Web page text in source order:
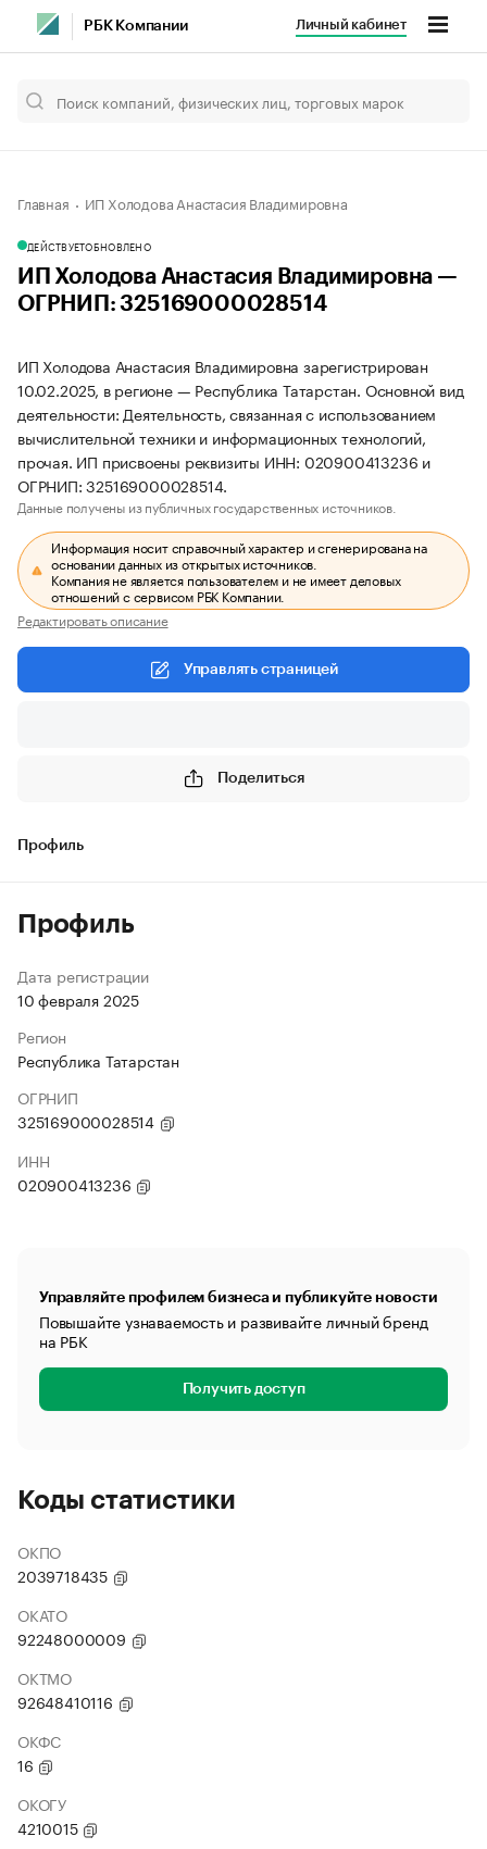
РБК Компании Личный кабинет
Главная ИП Холодова Анастасия Владимировна
ДЕЙСТВУЕТОБНОВЛЕНО
ИП Холодова Анастасия Владимировна —
ОГРНИП: 325169000028514
ИП Холодова Анастасия Владимировна зарегистрирован
10.02.2025, в регионе — Республика Татарстан. Основной вид
деятельности: Деятельность, связанная с использованием
вычислительной техники и информационных технологий,
прочая. ИП присвоены реквизиты ИНН: 020900413236 и
ОГРНИП: 325169000028514.
Данные получены из публичных государственных источников.
Информация носит справочный характер и сгенерирована на
основании данных из открытых источников.
Компания не является пользователем и не имеет деловых
отношений с сервисом РБК Компании.
Редактировать описание
Управлять страницей
Поделиться
Профиль
Профиль
Дата регистрации
10 февраля 2025
Регион
Республика Татарстан
ОГРНИП
325169000028514
ИНН
020900413236
Управляйте профилем бизнеса и публикуйте новости
Повышайте узнаваемость и развивайте личный бренд
на РБК
Получить доступ
Коды статистики
ОКПО
2039718435
ОКАТО
92248000009
ОКТМО
92648410116
ОКФС
16
ОКОГУ
4210015